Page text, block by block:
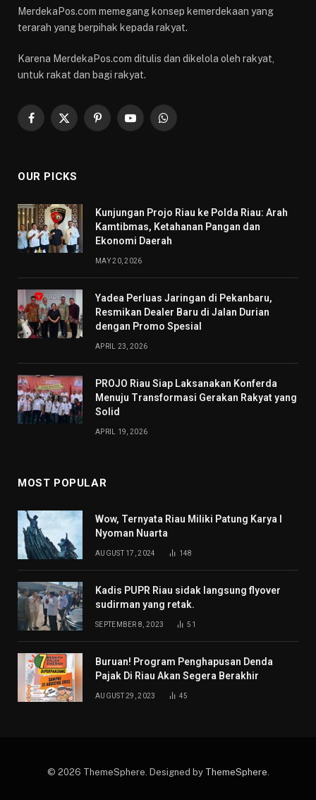
MerdekaPos.com memegang konsep kemerdekaan yang
terarah yang berpihak kepada rakyat.
Karena MerdekaPos.com ditulis dan dikelola oleh rakyat,
untuk rakat dan bagi rakyat.
Facebook
X
PinterestYouTubeWhatsApp
OUR PICKS
Kunjungan Projo Riau ke Polda Riau: Arah
Kamtibmas, Ketahanan Pangan dan
Ekonomi Daerah
MAY 20, 2026
Yadea Perluas Jaringan di Pekanbaru,
Resmikan Dealer Baru di Jalan Durian
dengan Promo Spesial
APRIL 23, 2026
PROJO Riau Siap Laksanakan Konferda
Menuju Transformasi Gerakan Rakyat yang
Solid
APRIL 19, 2026
MOST POPULAR
Wow, Ternyata Riau Miliki Patung Karya I
Nyoman Nuarta
AUGUST 17, 2024 148
Kadis PUPR Riau sidak langsung flyover
sudirman yang retak.
SEPTEMBER 8, 2023 51
Buruan! Program Penghapusan Denda
Pajak Di Riau Akan Segera Berakhir
AUGUST 29, 2023 45
© 2026 ThemeSphere. Designed by ThemeSphere